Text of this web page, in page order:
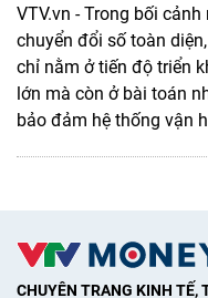
VTV.vn - Trong bối
chuyển đổi số toàn
chỉ nằm ở tiến độ triển
lớn mà còn ở bài toán
bảo đảm hệ thống vận
CHUYÊN TRANG KINH TẾ,